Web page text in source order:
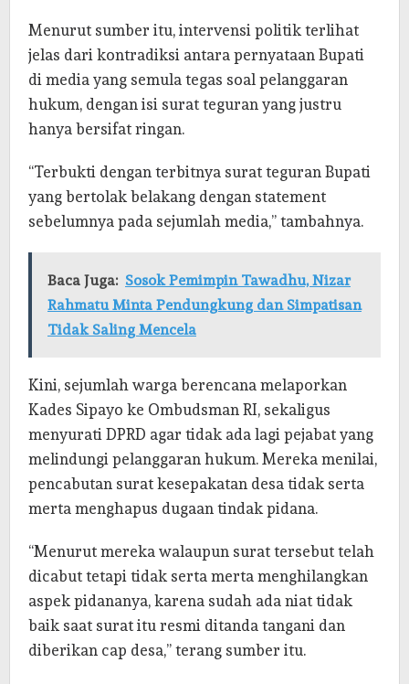
Menurut sumber itu, intervensi politik terlihat
jelas dari kontradiksi antara pernyataan Bupati
di media yang semula tegas soal pelanggaran
hukum, dengan isi surat teguran yang justru
hanya bersifat ringan.
“Terbukti dengan terbitnya surat teguran Bupati
yang bertolak belakang dengan statement
sebelumnya pada sejumlah media,” tambahnya.
Baca Juga: Sosok Pemimpin Tawadhu, Nizar
Rahmatu Minta Pendungkung dan Simpatisan
Tidak Saling Mencela
Kini, sejumlah warga berencana melaporkan
Kades Sipayo ke Ombudsman RI, sekaligus
menyurati DPRD agar tidak ada lagi pejabat yang
melindungi pelanggaran hukum. Mereka menilai,
pencabutan surat kesepakatan desa tidak serta
merta menghapus dugaan tindak pidana.
“Menurut mereka walaupun surat tersebut telah
dicabut tetapi tidak serta merta menghilangkan
aspek pidananya, karena sudah ada niat tidak
baik saat surat itu resmi ditanda tangani dan
diberikan cap desa,” terang sumber itu.